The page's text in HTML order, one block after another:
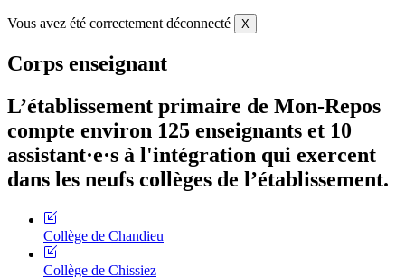
Vous avez été correctement déconnecté X
Corps enseignant
L’établissement primaire de Mon-Repos
compte environ 125 enseignants et 10
assistant·e·s à l'intégration qui exercent
dans les neufs collèges de l’établissement.
Collège de Chandieu
Collège de Chissiez